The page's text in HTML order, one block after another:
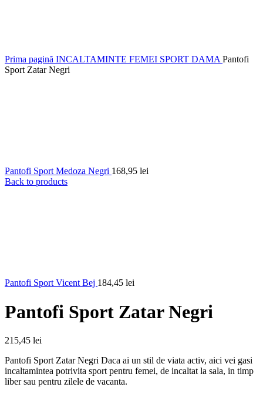
Prima pagină INCALTAMINTE FEMEI SPORT DAMAPantofi
Sport Zatar Negri
Pantofi Sport Medoza Negri 168,95 lei
Back to products
Pantofi Sport Vicent Bej 184,45 lei
Pantofi Sport Zatar Negri
215,45 lei
Pantofi Sport Zatar Negri Daca ai un stil de viata activ, aici vei gasi
incaltamintea potrivita sport pentru femei, de incaltat la sala, in timp
liber sau pentru zilele de vacanta.